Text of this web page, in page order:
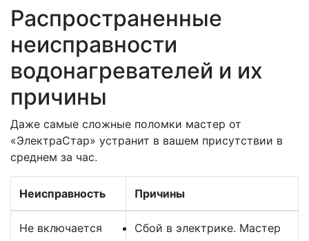
Распространенные
неисправности
водонагревателей и их
причины
Даже самые сложные поломки мастер от
«ЭлектраСтар» устранит в вашем присутствии в
среднем за час.
Неисправность Причины
Не включается
Сбой в электрике. Мастер